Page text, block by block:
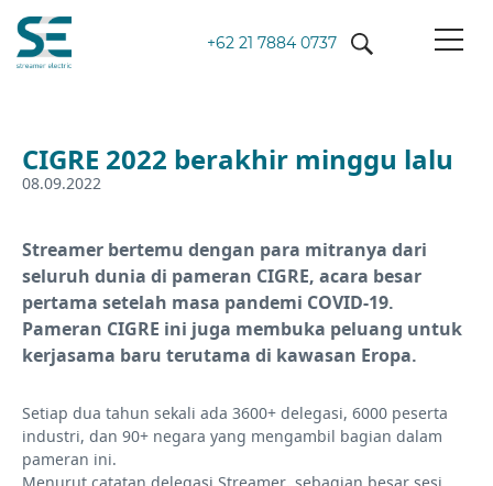
+62 21 7884 0737
CIGRE 2022 berakhir minggu lalu
08.09.2022
Streamer bertemu dengan para mitranya dari
seluruh dunia di pameran CIGRE, acara besar
pertama setelah masa pandemi COVID-19.
Pameran CIGRE ini juga membuka peluang untuk
kerjasama baru terutama di kawasan Eropa.
Setiap dua tahun sekali ada 3600+ delegasi, 6000 peserta
industri, dan 90+ negara yang mengambil bagian dalam
pameran ini.
Menurut catatan delegasi Streamer, sebagian besar sesi